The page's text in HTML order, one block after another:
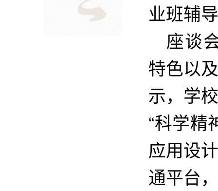
业班辅
座谈
特色以
示，学
“科学精
应用设
通平台